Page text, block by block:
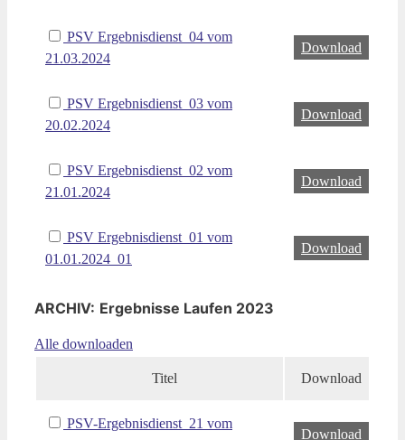
PSV Ergebnisdienst_04 vom
21.03.2024
Download
PSV Ergebnisdienst_03 vom
20.02.2024
Download
PSV Ergebnisdienst_02 vom
21.01.2024
Download
PSV Ergebnisdienst_01 vom
01.01.2024_01
Download
ARCHIV: Ergebnisse Laufen 2023
Alle downloaden
Titel Download
PSV-Ergebnisdienst_21 vom
Download